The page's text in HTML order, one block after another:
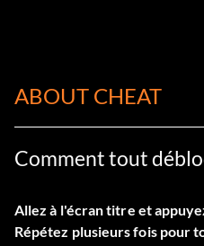
ABOUT CHEAT
Comment tout
Allez à l'écran titre et
Répétez plusieurs fois pour